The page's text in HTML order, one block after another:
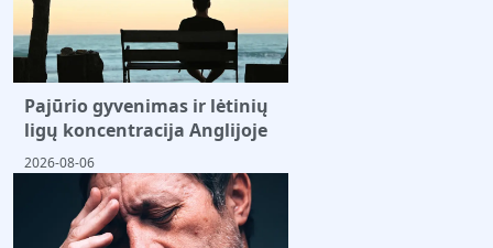
Pajūrio gyvenimas ir lėtinių
ligų koncentracija Anglijoje
2026-08-06